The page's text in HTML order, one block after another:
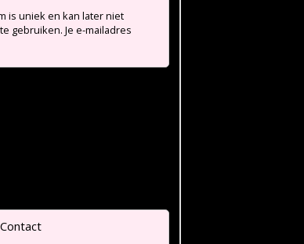
is uniek en kan later niet
gebruiken. Je e-mailadres
Contact